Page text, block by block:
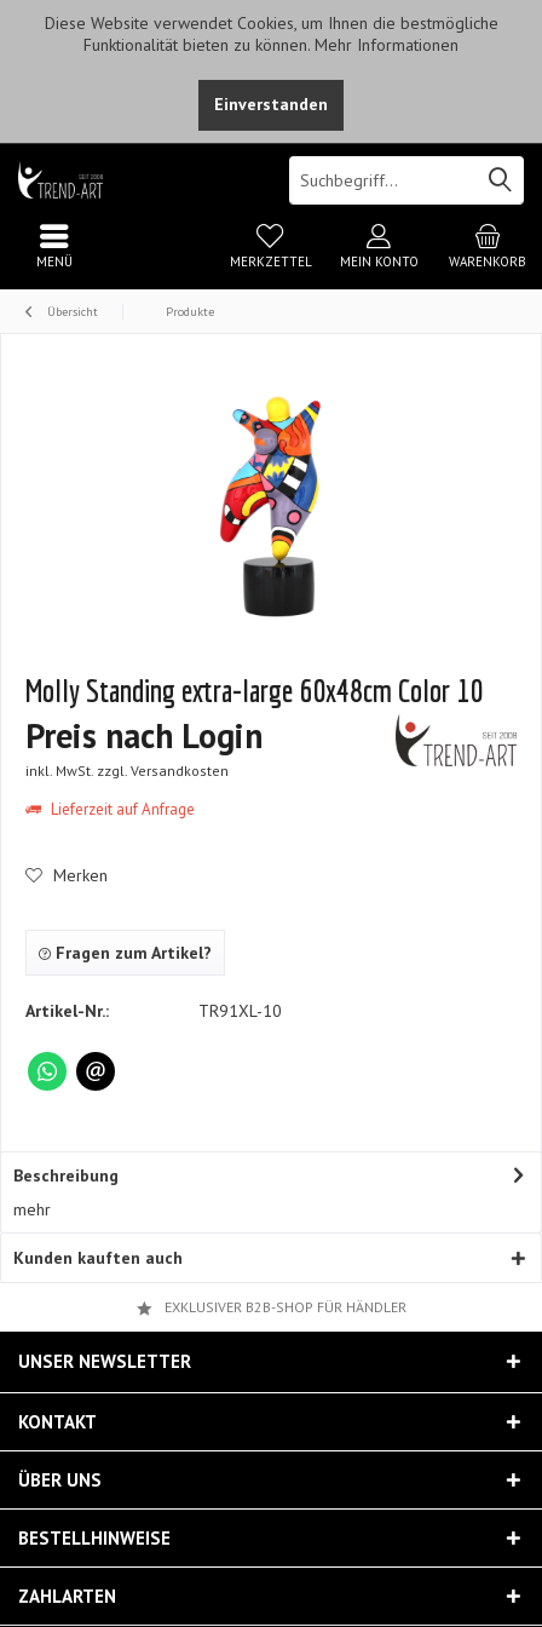
Diese Website verwendet Cookies, um Ihnen die bestmögliche
Funktionalität bieten zu können. Mehr Informationen
Einverstanden
WARENKORB
MERKZETTEL MEIN KONTO
MENÜ
Übersicht Produkte
Molly Standing extra-large 60x48cm Color 10
Preis nach Login
inkl. MwSt. zzgl. Versandkosten
Lieferzeit auf Anfrage
Merken
Fragen zum Artikel?
Artikel-Nr.: TR91XL-10
Beschreibung
mehr
Kunden kauften auch
EXKLUSIVER B2B-SHOP FÜR HÄNDLER
UNSER NEWSLETTER
KONTAKT
ÜBER UNS
BESTELLHINWEISE
ZAHLARTEN